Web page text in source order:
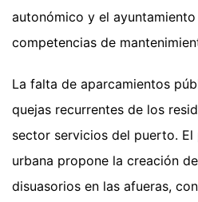
autonómico y el
competencias de
La falta de aparcamientos
quejas recurrentes de los
sector servicios del puerto.
urbana propone la creación
disuasorios en las afueras,